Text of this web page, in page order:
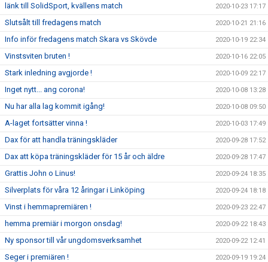
länk till SolidSport, kvällens match 2020-10-23 17:17
Slutsålt till fredagens match 2020-10-21 21:16
Info inför fredagens match Skara vs Skövde 2020-10-19 22:34
Vinstsviten bruten ! 2020-10-16 22:05
Stark inledning avgjorde ! 2020-10-09 22:17
Inget nytt... ang corona! 2020-10-08 13:28
Nu har alla lag kommit igång! 2020-10-08 09:50
A-laget fortsätter vinna ! 2020-10-03 17:49
Dax för att handla träningskläder 2020-09-28 17:52
Dax att köpa träningskläder för 15 år och äldre 2020-09-28 17:47
Grattis John o Linus! 2020-09-24 18:35
Silverplats för våra 12 åringar i Linköping 2020-09-24 18:18
Vinst i hemmapremiären ! 2020-09-23 22:47
hemma premiär i morgon onsdag! 2020-09-22 18:43
Ny sponsor till vår ungdomsverksamhet 2020-09-22 12:41
Seger i premiären ! 2020-09-19 19:24